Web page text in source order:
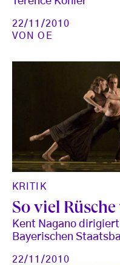
22/11/2010
VONOE
KRITIK
So viel
Kent Nagano
Bayerischen
22/11/2010